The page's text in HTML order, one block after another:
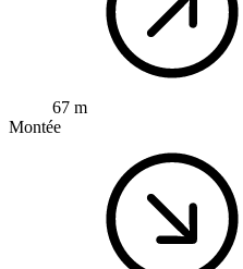
67 m
Montée